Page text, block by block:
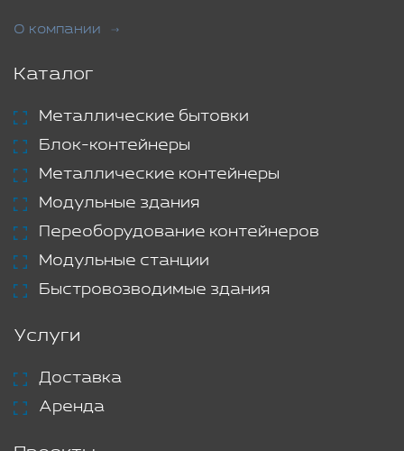
О компании
Каталог
Металлические бытовки
Блок-контейнеры
Металлические контейнеры
Модульные здания
Переоборудование контейнеров
Модульные станции
Быстровозводимые здания
Услуги
Доставка
Аренда